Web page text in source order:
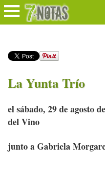
La Yunta Trío
el sábado, 29 de agosto
del Vino
junto a Gabriela